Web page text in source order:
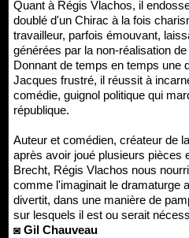
Quant à Régis Vlachos, il endosse à la perfection un Jacques
doublé d'un Chirac à la fois
travailleur, parfois émouvant,
générées par la non-réalisation
Donnant de temps en temps une
Jacques frustré, il réussit à
comédie, guignol politique qui
république.
Auteur et comédien, créateur de
après avoir joué plusieurs pièces
Brecht, Régis Vlachos nous
comme l'imaginait le dramaturge
divertit, dans une manière de
sur lesquels il est ou serait
◙ Gil Chauveau